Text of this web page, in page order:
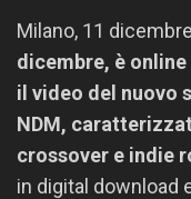
Milano, 11
dicembre, è online
il video del nuovo
NDM,
crossover e indie
in digital download